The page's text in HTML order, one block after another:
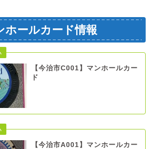
ホールカード情報
【今治市C001】マンホールカー
ド
【今治市A001】マンホールカー